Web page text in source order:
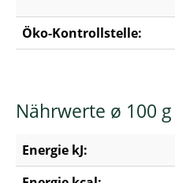
Öko-Kontrollstelle:
Nährwerte ø 100 g
Energie kJ: